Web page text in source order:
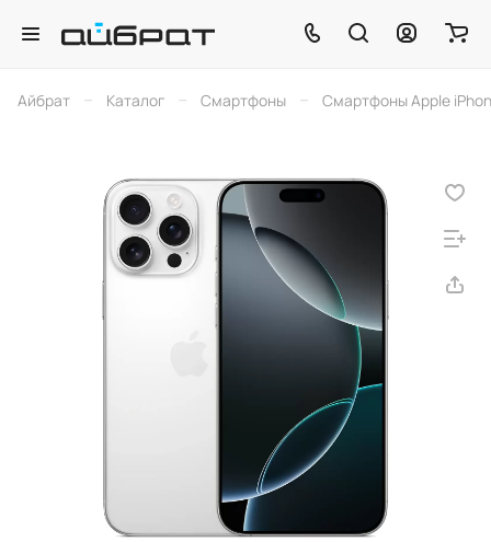
Айбрат – Каталог – Смартфоны – Смартфоны Apple